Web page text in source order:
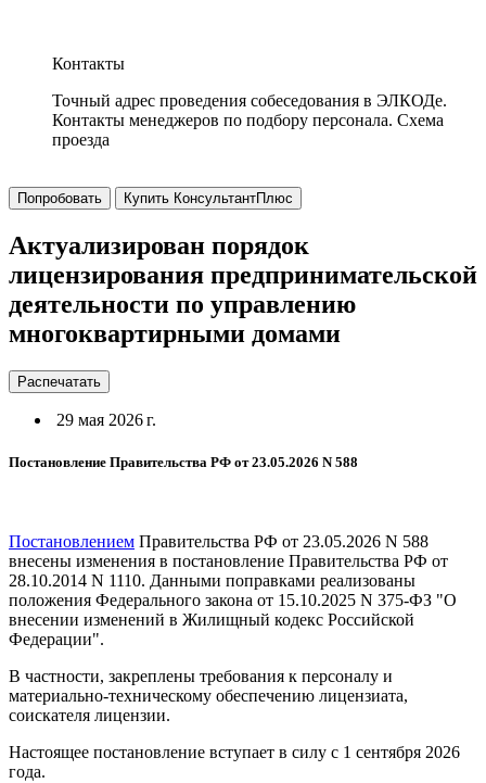
Контакты
Точный адрес проведения собеседования в ЭЛКОДе.
Контакты менеджеров по подбору персонала. Схема
проезда
Попробовать Купить КонсультантПлюс
Актуализирован порядок
лицензирования предпринимательской
деятельности по управлению
многоквартирными домами
Распечатать
29 мая 2026 г.
Постановление Правительства РФ от 23.05.2026 N 588
Постановлением Правительства РФ от 23.05.2026 N 588
внесены изменения в постановление Правительства РФ от
28.10.2014 N 1110. Данными поправками реализованы
положения Федерального закона от 15.10.2025 N 375-ФЗ "О
внесении изменений в Жилищный кодекс Российской
Федерации".
В частности, закреплены требования к персоналу и
материально-техническому обеспечению лицензиата,
соискателя лицензии.
Настоящее постановление вступает в силу с 1 сентября 2026
года.